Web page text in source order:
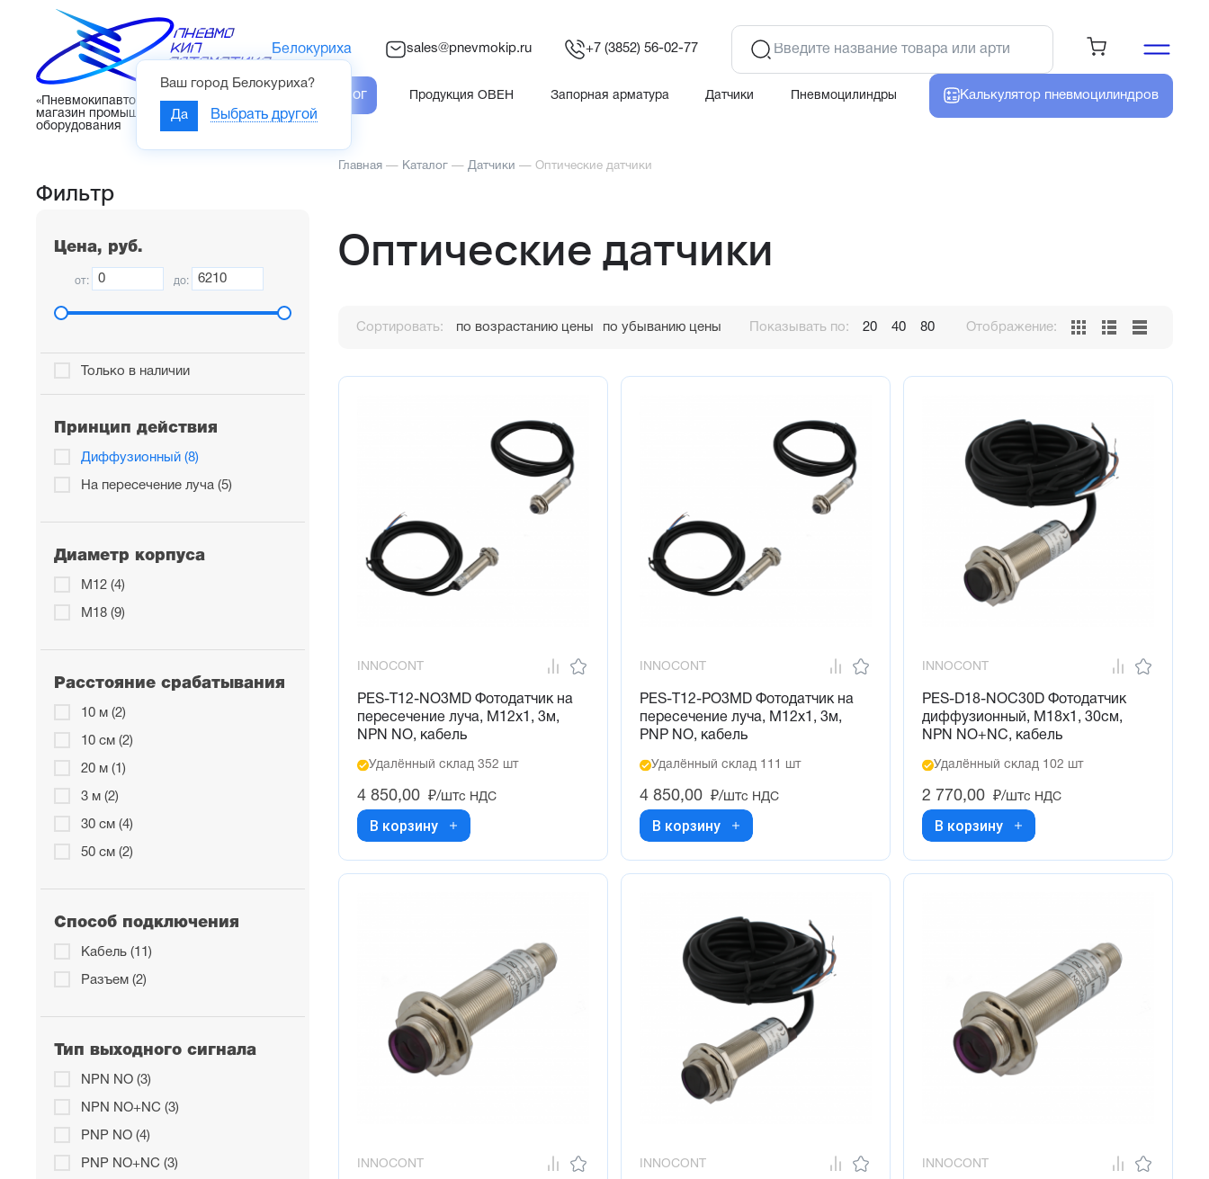
«Пневмокипавтоматика» – интернет-
магазин промышленного
оборудования
Белокуриха
Ваш город Белокуриха?
Да Выбрать другой
sales@pnevmokip.ru +7 (3852) 56-02-77
Каталог Продукция ОВЕН Запорная арматура Датчики Пневмоцилиндры Калькулятор пневмоцилиндров
Фильтр
Цена, руб.
от: до:
Только в наличии
Принцип действия
Диффузионный (8)
На пересечение луча (5)
Диаметр корпуса
М12 (4)
М18 (9)
Расстояние срабатывания
10 м (2)
10 см (2)
20 м (1)
3 м (2)
30 см (4)
50 см (2)
Способ подключения
Кабель (11)
Разъем (2)
Тип выходного сигнала
NPN NO (3)
NPN NO+NC (3)
PNP NO (4)
PNP NO+NC (3)
Главная — Каталог — Датчики — Оптические датчики
Оптические датчики
Сортировать: по возрастанию цены по убыванию цены Показывать по: 20 40 80 Отображение:
INNOCONT
PES-T12-NO3MD Фотодатчик на
пересечение луча, М12х1, 3м,
NPN NO, кабель
Удалённый склад 352 шт
4 850,00 ₽/штс НДС
В корзину
INNOCONT
PES-T12-PO3MD Фотодатчик на
пересечение луча, М12х1, 3м,
PNP NO, кабель
Удалённый склад 111 шт
4 850,00 ₽/штс НДС
В корзину
INNOCONT
PES-D18-NOC30D Фотодатчик
диффузионный, М18х1, 30см,
NPN NO+NC, кабель
Удалённый склад 102 шт
2 770,00 ₽/штс НДС
В корзину
INNOCONT INNOCONT INNOCONT